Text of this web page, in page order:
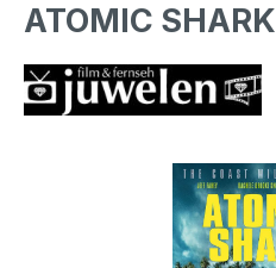
ATOMIC SHARK
Bildergalerie überspringen